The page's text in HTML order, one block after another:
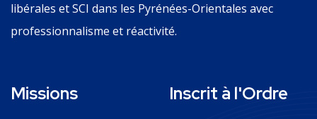
libérales et SCI dans les Pyrénées-Orientales avec
professionnalisme et réactivité.
Missions Inscrit à l'Ordre